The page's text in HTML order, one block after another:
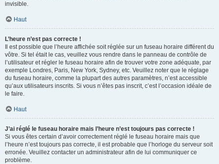
invisible.
Haut
L’heure n’est pas correcte !
Il est possible que l’heure affichée soit réglée sur un fuseau horaire différent du
vôtre. Si tel était le cas, veuillez vous rendre dans le panneau de contrôle de
l’utilisateur et régler le fuseau horaire afin de trouver votre zone adéquate, par
exemple Londres, Paris, New York, Sydney, etc. Veuillez noter que le réglage
du fuseau horaire, comme la plupart des autres paramètres, n’est accessible
qu’aux utilisateurs inscrits. Si vous n’êtes pas inscrit, c’est l’occasion idéale de
le faire.
Haut
J’ai réglé le fuseau horaire mais l’heure n’est toujours pas correcte !
Si vous êtes certain d’avoir correctement réglé le fuseau horaire mais que
l’heure n’est toujours pas correcte, il est probable que l’horloge du serveur soit
erronée. Veuillez contacter un administrateur afin de lui communiquer ce
problème.